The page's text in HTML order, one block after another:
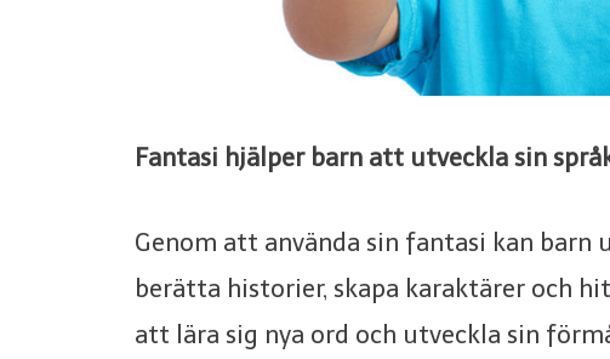
Fantasi hjälper barn att utveckla sin
Genom att använda sin fantasi kan
berätta historier, skapa karaktärer och
att lära sig nya ord och utveckla sin